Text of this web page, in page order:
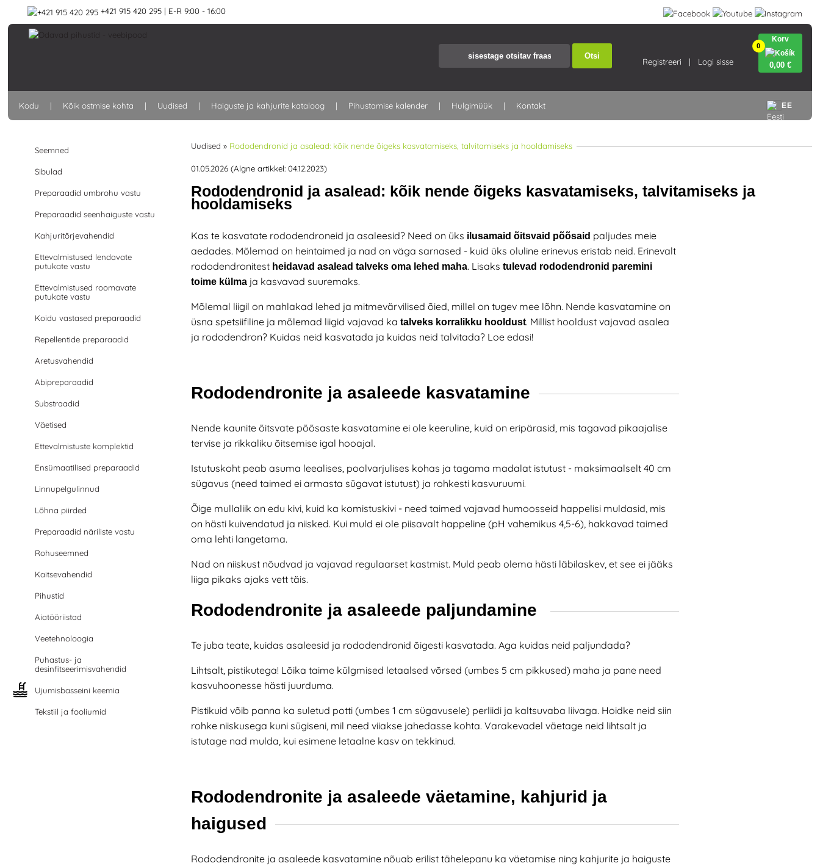
+421 915 420 295 | E-R 9:00 - 16:00
Otsi
Registreeri Logi sisse
0
Korv
0,00 €
EE
Kodu Kõik ostmise kohta Uudised Haiguste ja kahjurite kataloog Pihustamise kalender Hulgimüük Kontakt
Seemned
Sibulad
Preparaadid umbrohu vastu
Preparaadid seenhaiguste vastu
Kahjuritõrjevahendid
Ettevalmistused lendavate
putukate vastu
Ettevalmistused roomavate
putukate vastu
Koidu vastased preparaadid
Repellentide preparaadid
Aretusvahendid
Abipreparaadid
Substraadid
Väetised
Ettevalmistuste komplektid
Ensümaatilised preparaadid
Linnupelgulinnud
Lõhna piirded
Preparaadid näriliste vastu
Rohuseemned
Kaitsevahendid
Pihustid
Aiatööriistad
Veetehnoloogia
Puhastus- ja
desinfitseerimisvahendid
Ujumisbasseini keemia
Tekstiil ja fooliumid
Uudised » Rododendronid ja asalead: kõik nende õigeks kasvatamiseks, talvitamiseks ja hooldamiseks
01.05.2026 (Algne artikkel: 04.12.2023)
Rododendronid ja asalead: kõik nende õigeks kasvatamiseks, talvitamiseks ja
hooldamiseks
Kas te kasvatate rododendroneid ja asaleesid? Need on üks ilusamaid õitsvaid põõsaid paljudes meie
aedades. Mõlemad on heintaimed ja nad on väga sarnased - kuid üks oluline erinevus eristab neid. Erinevalt
rododendronitest heidavad asalead talveks oma lehed maha. Lisakstulevad rododendronid paremini
toime külma ja kasvavad suuremaks.
Mõlemal liigil on mahlakad lehed ja mitmevärvilised õied, millel on tugev mee lõhn. Nende kasvatamine on
üsna spetsiifiline ja mõlemad liigid vajavad katalveks korralikku hooldust. Millist hooldust vajavad asalea
ja rododendron? Kuidas neid kasvatada ja kuidas neid talvitada? Loe edasi!
Rododendronite ja asaleede kasvatamine
Nende kaunite õitsvate põõsaste kasvatamine ei ole keeruline, kuid on eripärasid, mis tagavad pikaajalise
tervise ja rikkaliku õitsemise igal hooajal.
Istutuskoht peab asuma leealises, poolvarjulises kohas ja tagama madalat istutust - maksimaalselt 40 cm
sügavus (need taimed ei armasta sügavat istutust) ja rohkesti kasvuruumi.
Õige mullaliikon edu kivi, kuid ka komistuskivi - need taimed vajavad humoosseid happelisi muldasid, mis
on hästi kuivendatud ja niisked. Kui muld ei ole piisavalt happeline (pH vahemikus 4,5-6), hakkavad taimed
oma lehti langetama.
Nad on niiskust nõudvad ja vajavad regulaarset kastmist. Muld peab olema hästi läbilaskev, et see ei jääks
liiga pikaks ajaks vett täis.
Rododendronite ja asaleede paljundamine
Te juba teate, kuidas asaleesid ja rododendronid õigesti kasvatada. Aga kuidas neid paljundada?
Lihtsalt, pistikutega! Lõika taime külgmised letaalsed võrsed (umbes 5 cm pikkused) maha ja pane need
kasvuhoonesse hästi juurduma.
Pistikuid võib panna ka suletud potti (umbes 1 cm sügavusele) perliidi ja kaltsuvaba liivaga. Hoidke neid siin
rohke niiskusega kunisügiseni, mil need viiakse jahedasse kohta. Varakevadel väetage neid lihtsalt ja
istutage nad mulda, kui esimene letaalne kasv on tekkinud.
Rododendronite ja asaleede väetamine, kahjurid ja
haigused
Rododendronite ja asaleede kasvatamine nõuab erilist tähelepanu ka väetamise ning kahjurite ja haiguste